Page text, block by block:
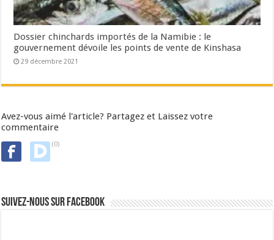
Dossier chinchards importés de la Namibie : le
gouvernement dévoile les points de vente de Kinshasa
29 décembre 2021
Avez-vous aimé l'article? Partagez et Laissez votre
commentaire
(0)
Suivez-nous sur Facebook